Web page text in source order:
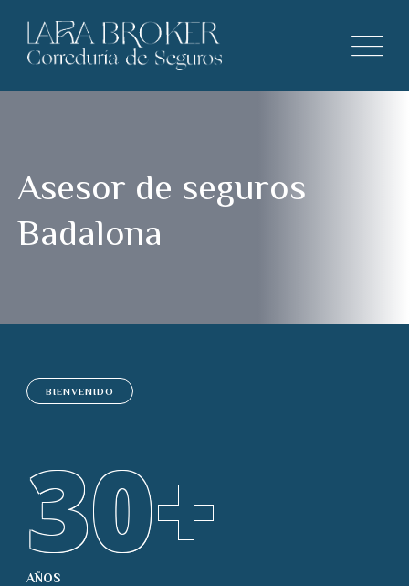
Asesor de seguros
Badalona
BIENVENIDO
30+
AÑOS